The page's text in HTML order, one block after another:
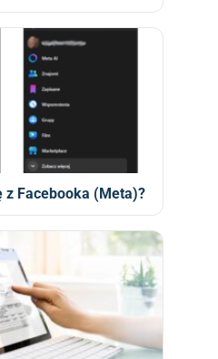
Facebooka (Meta)?